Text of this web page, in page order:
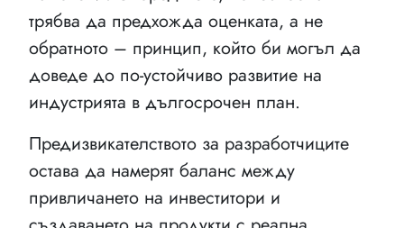
трябва да предхожда оценката, а не
обратното – принцип, който би могъл да
доведе до по-устойчиво развитие на
индустрията в дългосрочен план.
Предизвикателството за разработчиците
остава да намерят баланс между
привличането на инвеститори и